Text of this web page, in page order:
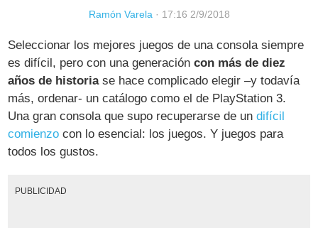
Ramón Varela· 17:16 2/9/2018
Seleccionar los mejores juegos de una consola siempre
es difícil, pero con una generacióncon más de diez
años de historiase hace complicado elegir –y todavía
más, ordenar- un catálogo como el de PlayStation 3.
Una gran consola que supo recuperarse de undifícil
comienzo con lo esencial: los juegos. Y juegos para
todos los gustos.
PUBLICIDAD